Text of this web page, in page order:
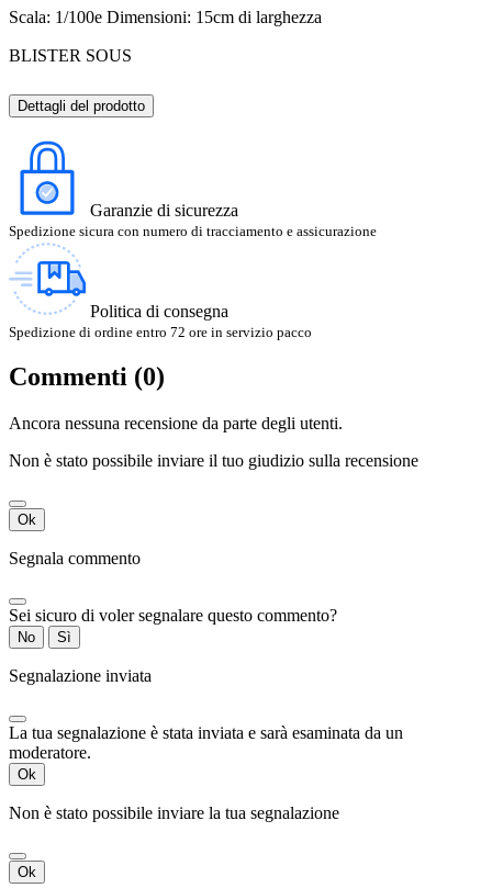
Scala: 1/100e Dimensioni: 15cm di larghezza
BLISTER SOUS
Dettagli del prodotto
Garanzie di sicurezza
Spedizione sicura con numero di tracciamento e assicurazione
Politica di consegna
Spedizione di ordine entro 72 ore in servizio pacco
Commenti (0)
Ancora nessuna recensione da parte degli utenti.
Non è stato possibile inviare il tuo giudizio sulla recensione
Ok
Segnala commento
Sei sicuro di voler segnalare questo commento?
No Sì
Segnalazione inviata
La tua segnalazione è stata inviata e sarà esaminata da un
moderatore.
Ok
Non è stato possibile inviare la tua segnalazione
Ok